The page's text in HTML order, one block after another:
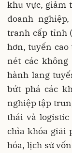
khu vực, giảm
doanh
tranh cấp tỉnh
hơn, tuyến
nét các
hành lang
bứt phá các
nghiệp tập
thái và
chìa khóa giải
hóa, lịch sử